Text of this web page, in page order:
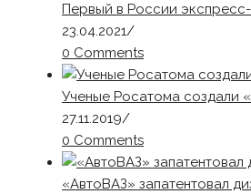
Первый в России
23.04.2021/
0 Comments
Ученые Росатома создали
27.11.2019/
0 Comments
«АвтоВАЗ» запатентовал